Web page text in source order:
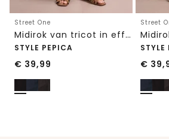
Street One
Midirok van tricot in effen kleur
STYLE PEPICA
€ 39,99
Street
STYLE
€